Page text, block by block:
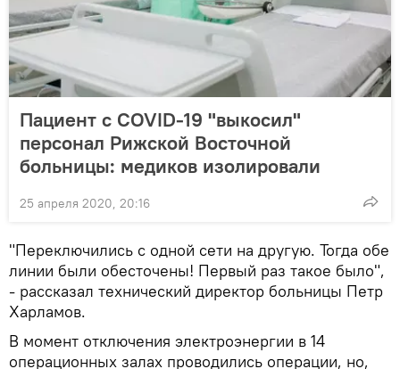
Пациент с COVID-19 "выкосил"
персонал Рижской Восточной
больницы: медиков изолировали
25 апреля 2020, 20:16
"Переключились с одной сети на другую. Тогда обе
линии были обесточены! Первый раз такое было",
- рассказал технический директор больницы Петр
Харламов.
В момент отключения электроэнергии в 14
операционных залах проводились операции, но,